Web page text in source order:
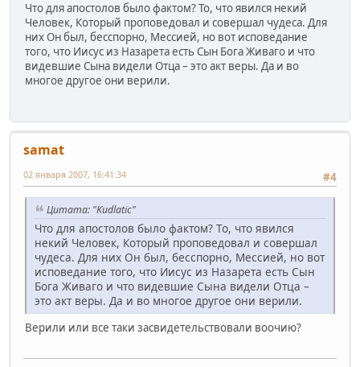
Что для апостолов было фактом? То, что явился некий
Человек, Который проповедовал и совершал чудеса. Для
них Он был, бесспорно, Мессией, но вот исповедание
того, что Иисус из Назарета есть Сын Бога Живаго и что
видевшие Сына видели Отца – это акт веры. Да и во
многое другое они верили.
samat
#4
02 января 2007, 16:41:34
Цитата: "Kudlatic"
Что для апостолов было фактом? То, что явился
некий Человек, Который проповедовал и совершал
чудеса. Для них Он был, бесспорно, Мессией, но вот
исповедание того, что Иисус из Назарета есть Сын
Бога Живаго и что видевшие Сына видели Отца –
это акт веры. Да и во многое другое они верили.
Верили или все таки засвидетельствовали воочию?